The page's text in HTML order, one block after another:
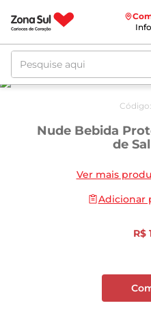
Pesquise aqui
Código:
Nude Bebida
de
Ver mais
Adicionar
R$